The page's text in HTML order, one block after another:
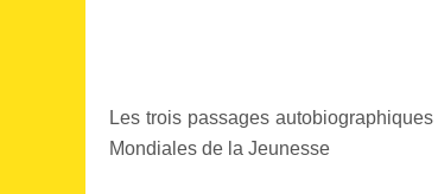
Les trois passages
Mondiales de la Jeunesse